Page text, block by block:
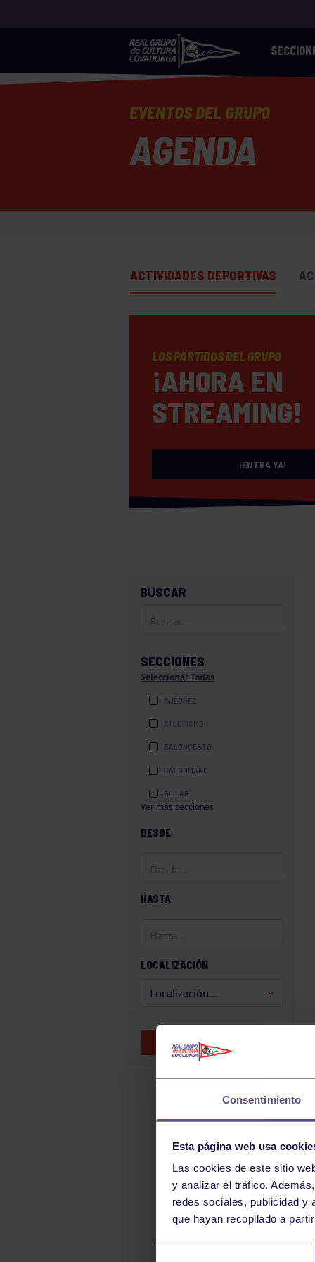
Consentimiento
Esta página web usa
Las cookies de este sitio
y analizar el tráfico.
redes sociales, publicidad y
que hayan recopilado a
EVENTOS DEL GRUPO
AGENDA
ACTIVIDADES DEPORTIVAS
LOS PARTIDOS DEL GRUPO
¡AHORA EN
STREAMING!
¡ENTRA YA!
BUSCAR
SECCIONES
Seleccionar Todas
AJEDREZ
ATLETISMO
BALONCESTO
BALONMANO
BILLAR
BOXEO
JUDO
KÁRATE
NATACIÓN
ORFEÓN
PÁDEL
PELOTA
Ver más secciones
DESDE
HASTA
LOCALIZACIÓN
BUSCAR EVENTOS